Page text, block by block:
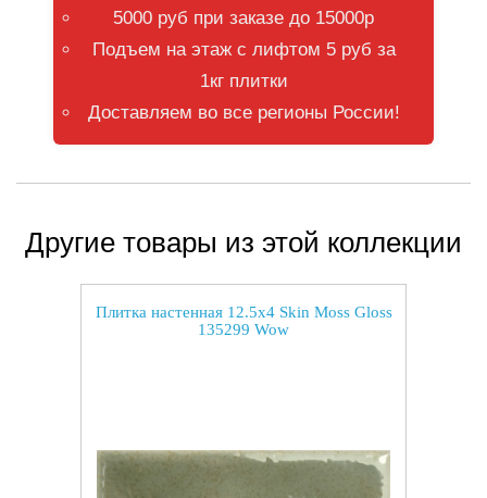
5000 руб при заказе до 15000р
Подъем на этаж с лифтом 5 руб за
1кг плитки
Доставляем во все регионы России!
Другие товары из этой коллекции
Плитка настенная 12.5x4 Skin Moss Gloss
135299 Wow